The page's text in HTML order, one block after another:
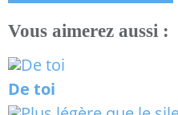
Vous aimerez aussi :
De toi